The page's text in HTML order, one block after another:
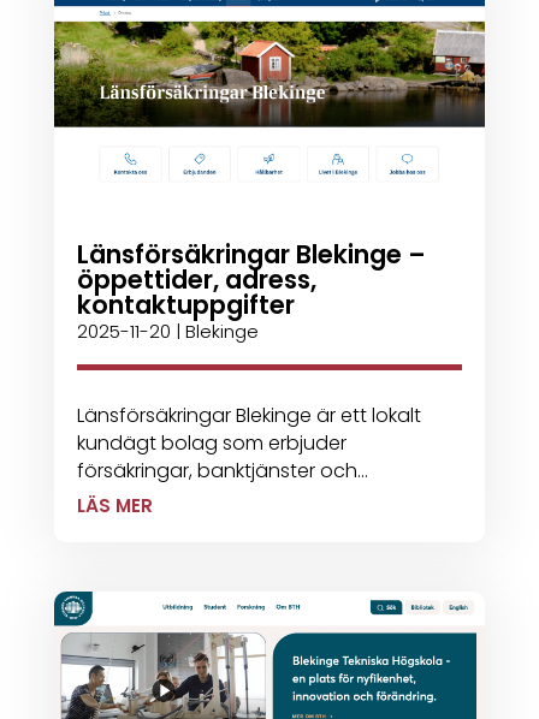
Länsförsäkringar Blekinge –
öppettider, adress,
kontaktuppgifter
2025-11-20 | Blekinge
Länsförsäkringar Blekinge är ett lokalt
kundägt bolag som erbjuder
försäkringar, banktjänster och...
LÄS MER